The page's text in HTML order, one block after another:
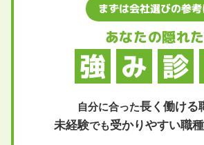
まずは会社選びの参考
あなたの隠れた
強 み 診
自分に合った長く働ける
未経験でも受かりやすい職種